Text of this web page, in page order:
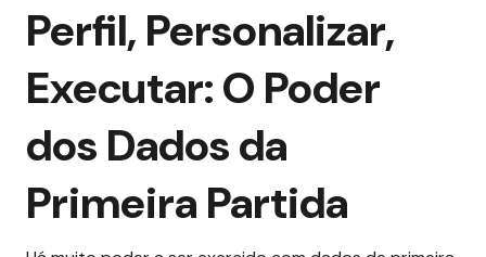
Perfil, Personalizar,
Executar: O Poder
dos Dados da
Primeira Partida